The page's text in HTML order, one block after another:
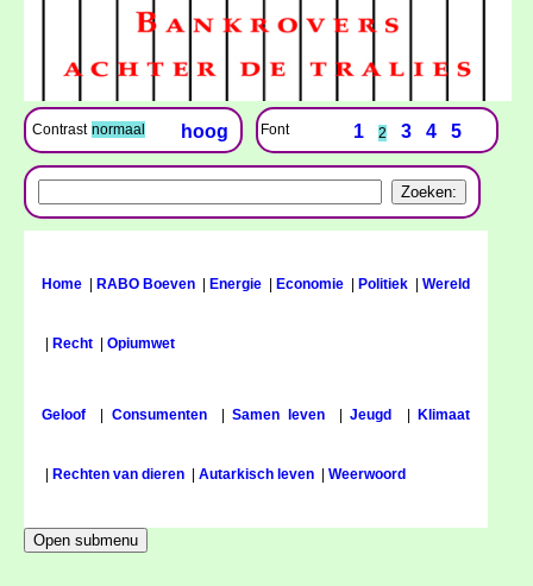
Contrast normaal hoog Font 1 2 3 4 5
Home RABO Boeven Energie Economie Politiek Wereld
Recht Opiumwet
Geloof Consumenten|Samen leven|Jeugd Klimaat
Rechten van dieren Autarkisch leven Weerwoord